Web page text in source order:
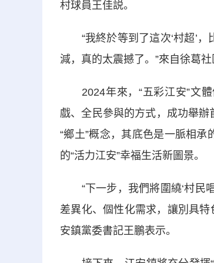
村球員王佳説。
“我終於等到了這次‘村超’，
減，真的太震撼了。”來自徐葛
2024年來，“五彩江安”文體
戲、全民參與的方式，成功舉辦
“鄉土”概念，其底色是一脈相
的“活力江安”幸福生活新圖景。
“下一步，我們將圍繞‘村民唱
差異化、個性化需求，讓別具特
安鎮黨委書記王鵬表示。